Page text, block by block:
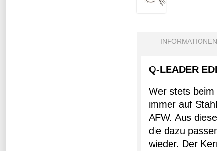
INFORMATIONEN
Q-LEADER
Wer stets beim
immer auf
AFW. Aus
die dazu
wieder. Der